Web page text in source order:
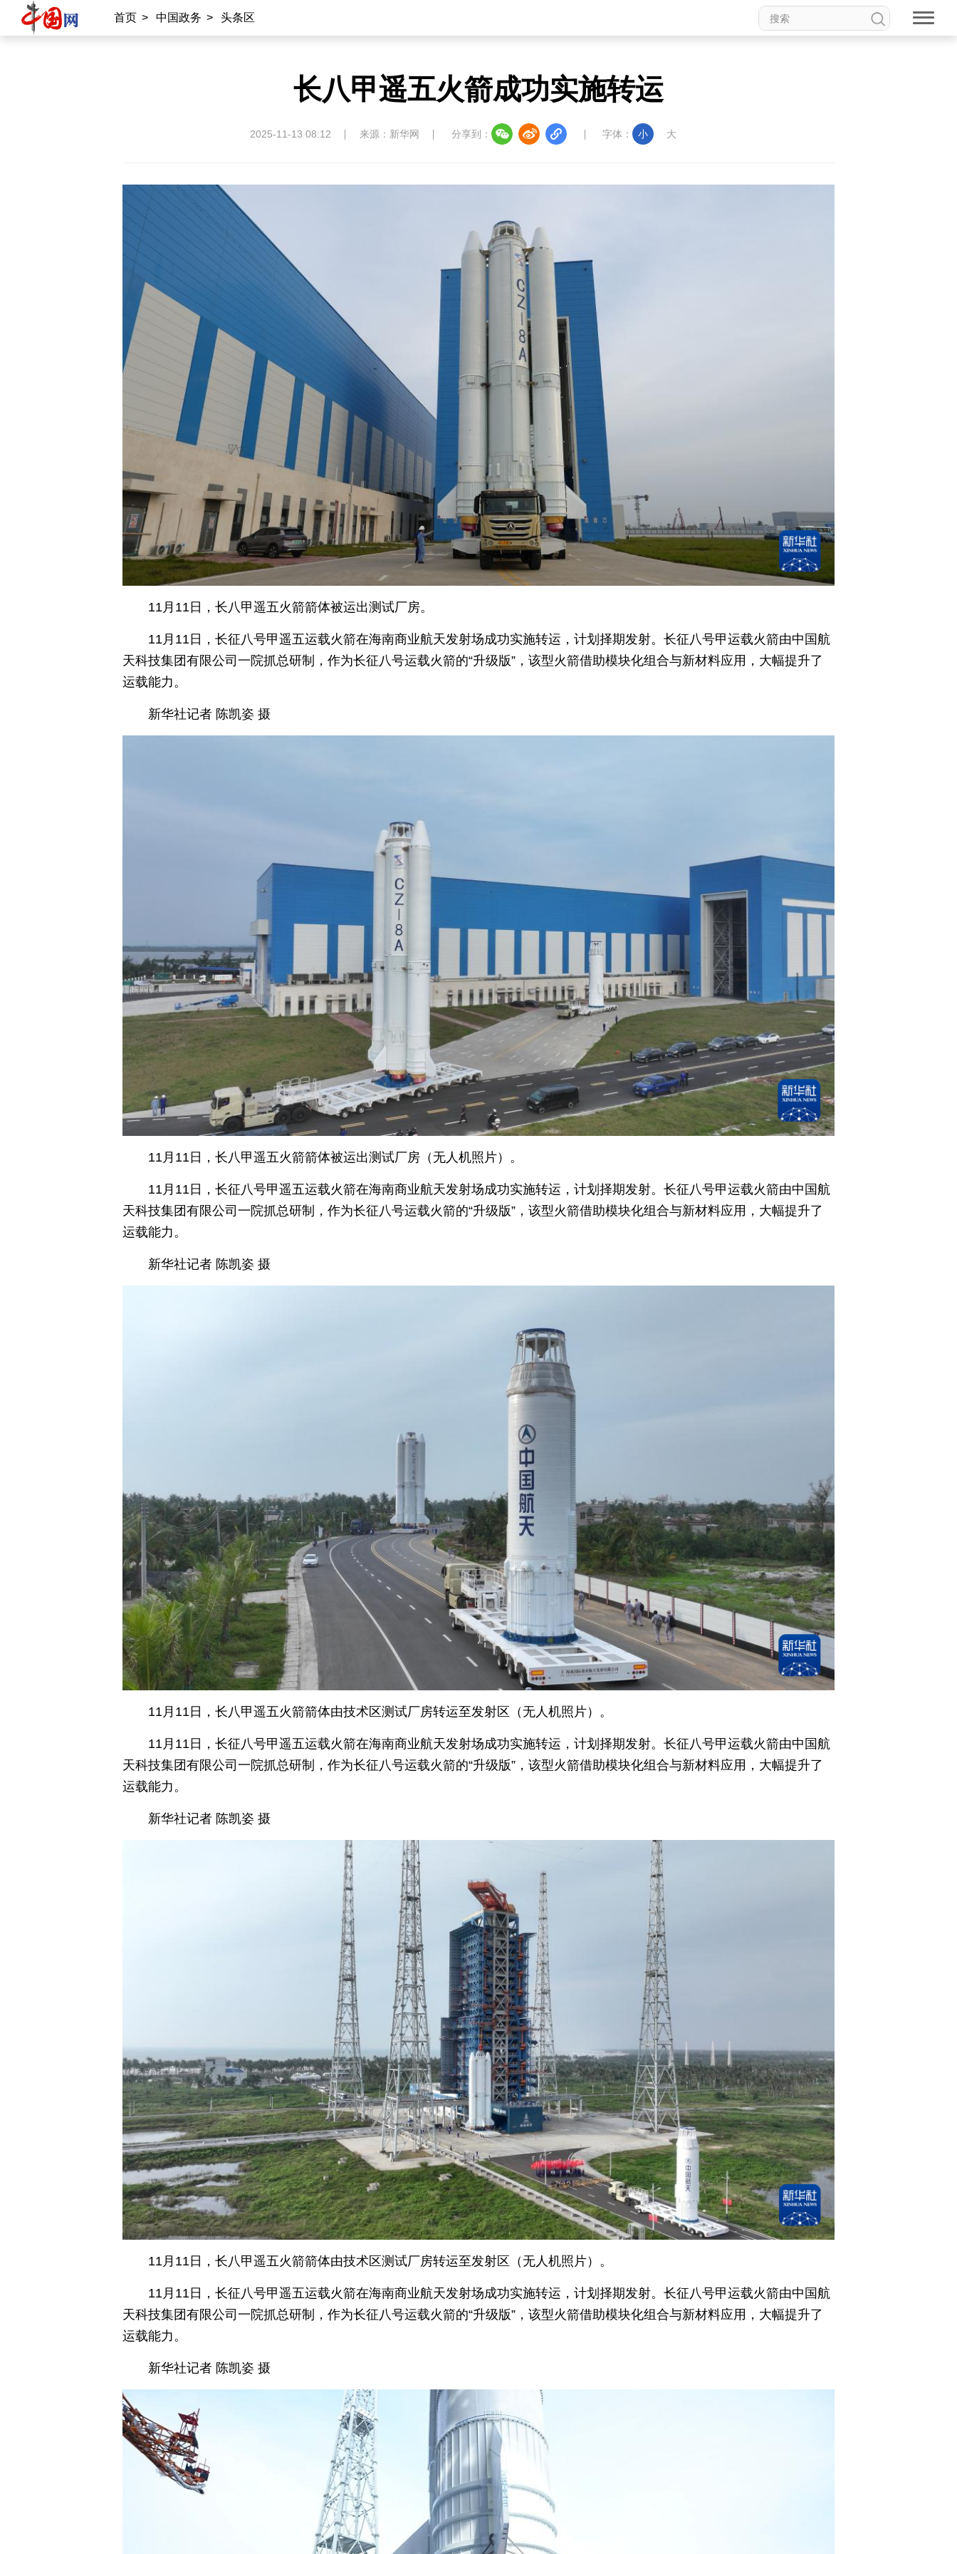
首页 > 中国政务 > 头条区
长八甲遥五火箭成功实施转运
2025-11-13 08:12 来源：新华网 分享到： 字体： 小 大
11月11日，长八甲遥五火箭箭体被运出测试厂房。
11月11日，长征八号甲遥五运载火箭在海南商业航天发射场成功实施转运，计划择期发射。长征八号甲运载火箭由中国航
天科技集团有限公司一院抓总研制，作为长征八号运载火箭的“升级版”，该型火箭借助模块化组合与新材料应用，大幅提升了
运载能力。
新华社记者 陈凯姿 摄
11月11日，长八甲遥五火箭箭体被运出测试厂房（无人机照片）。
11月11日，长征八号甲遥五运载火箭在海南商业航天发射场成功实施转运，计划择期发射。长征八号甲运载火箭由中国航
天科技集团有限公司一院抓总研制，作为长征八号运载火箭的“升级版”，该型火箭借助模块化组合与新材料应用，大幅提升了
运载能力。
新华社记者 陈凯姿 摄
11月11日，长八甲遥五火箭箭体由技术区测试厂房转运至发射区（无人机照片）。
11月11日，长征八号甲遥五运载火箭在海南商业航天发射场成功实施转运，计划择期发射。长征八号甲运载火箭由中国航
天科技集团有限公司一院抓总研制，作为长征八号运载火箭的“升级版”，该型火箭借助模块化组合与新材料应用，大幅提升了
运载能力。
新华社记者 陈凯姿 摄
11月11日，长八甲遥五火箭箭体由技术区测试厂房转运至发射区（无人机照片）。
11月11日，长征八号甲遥五运载火箭在海南商业航天发射场成功实施转运，计划择期发射。长征八号甲运载火箭由中国航
天科技集团有限公司一院抓总研制，作为长征八号运载火箭的“升级版”，该型火箭借助模块化组合与新材料应用，大幅提升了
运载能力。
新华社记者 陈凯姿 摄